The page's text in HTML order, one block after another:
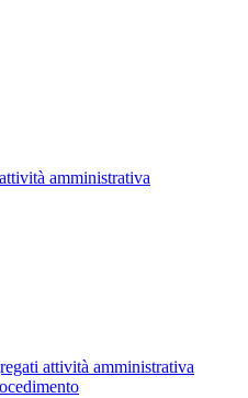
amministrativa
attività amministrativa